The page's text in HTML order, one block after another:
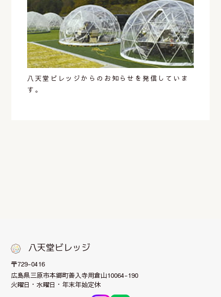
八天堂ビレッジからのお知らせを発信していま
す。
八天堂ビレッジ
〒729-0416
広島県三原市本郷町善入寺用倉山10064-190
火曜日・水曜日・年末年始定休